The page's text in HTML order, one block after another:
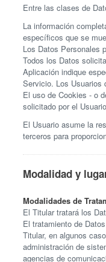
Entre las clases de
La información
específicos que se
Los Datos Personales
Todos los Datos
Aplicación indique
Servicio. Los Usuarios
El uso de Cookies - o
solicitado por el
El Usuario asume la
terceros para
Modalidad y
Modalidades de
El Titular tratará los
El tratamiento de
Titular, en algunos
administración de
agencias de